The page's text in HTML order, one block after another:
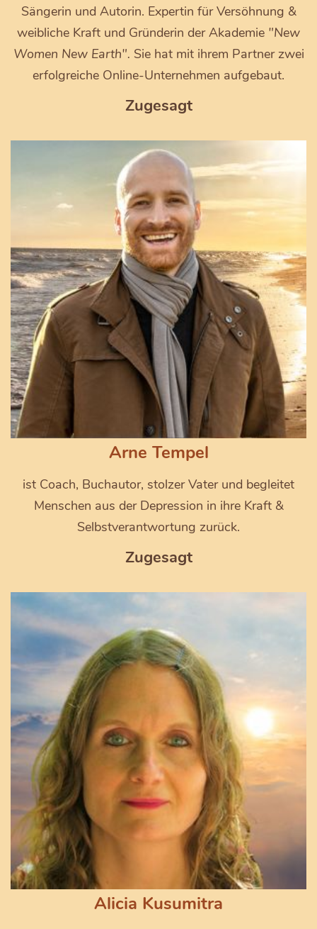
Sängerin und Autorin. Expertin für Versöhnung &
weibliche Kraft und Gründerin der Akademie "New
Women New Earth". Sie hat mit ihrem Partner zwei
erfolgreiche Online-Unternehmen aufgebaut.
Zugesagt
Arne Tempel
ist Coach, Buchautor, stolzer Vater und begleitet
Menschen aus der Depression in ihre Kraft &
Selbstverantwortung zurück.
Zugesagt
Alicia Kusumitra